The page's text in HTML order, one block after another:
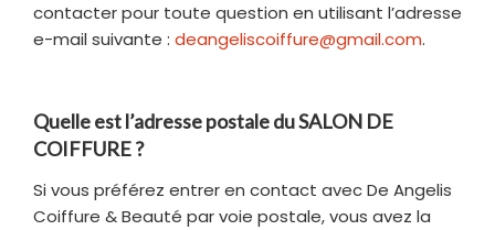
contacter pour toute question en utilisant l’adresse
e-mail suivante : deangeliscoiffure@gmail.com.
Quelle est l’adresse postale du SALON DE
COIFFURE ?
Si vous préférez entrer en contact avec De Angelis
Coiffure & Beauté par voie postale, vous avez la